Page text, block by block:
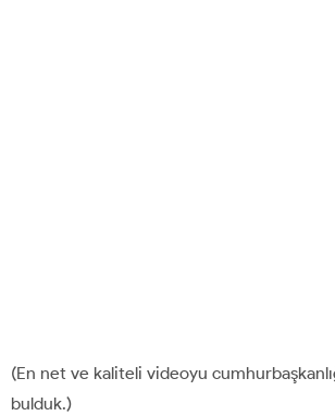
(En net ve kaliteli videoyu
bulduk.)